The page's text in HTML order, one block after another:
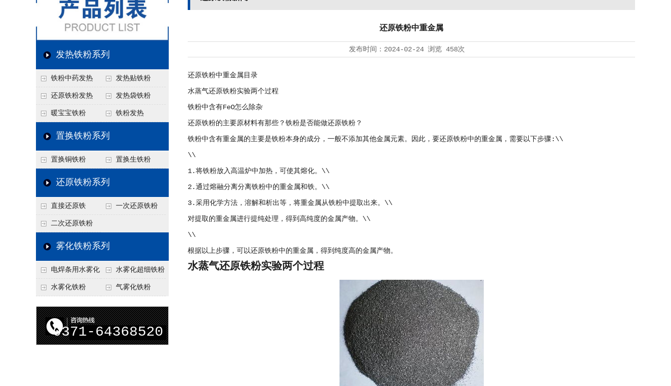
发热铁粉系列
铁粉中药发热 发热贴铁粉
还原铁粉发热 发热袋铁粉
暖宝宝铁粉 铁粉发热
置换铁粉系列
置换铜铁粉 置换生铁粉
还原铁粉系列
直接还原铁 一次还原铁粉
二次还原铁粉
雾化铁粉系列
电焊条用水雾化
铁粉
水雾化超细铁粉
水雾化铁粉 气雾化铁粉
0371-64368520
还原铁粉中重金属
发布时间： 2024-02-24 浏览 458次
还原铁粉中重金属目录
水蒸气还原铁粉实验两个过程
铁粉中含有FeO怎么除杂
还原铁粉的主要原材料有那些？铁粉是否能做还原铁粉？
铁粉中含有重金属的主要是铁粉本身的成分，一般不添加其他金属元素。因此，要还原铁粉中的重金属，需要以下步骤:\\
\\
1.将铁粉放入高温炉中加热，可使其熔化。\\
2.通过熔融分离分离铁粉中的重金属和铁。\\
3.采用化学方法，溶解和析出等，将重金属从铁粉中提取出来。\\
对提取的重金属进行提纯处理，得到高纯度的金属产物。\\
\\
根据以上步骤，可以还原铁粉中的重金属，得到纯度高的金属产物。
水蒸气还原铁粉实验两个过程